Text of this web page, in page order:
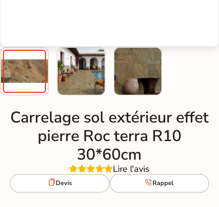
Carrelage sol extérieur effet
pierre Roc terra R10
30*60cm
Lire l'avis
Devis Rappel